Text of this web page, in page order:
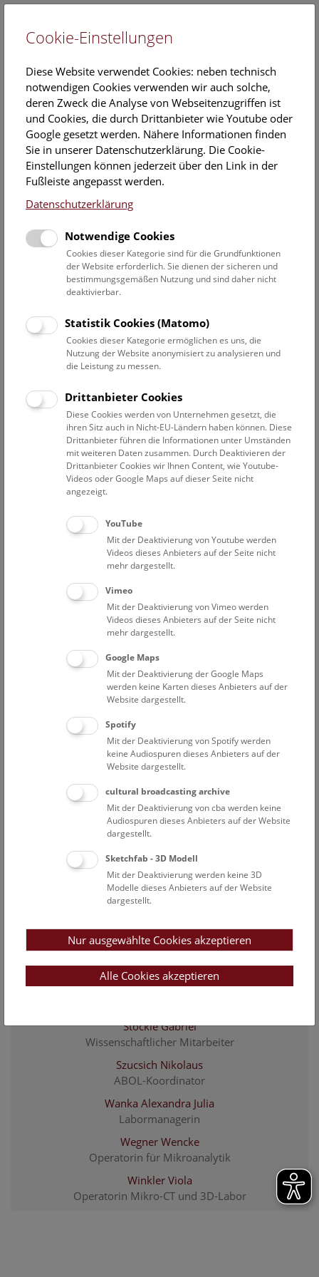
EN
Janine Heinzl
Position:
ABOL-Koordinationsteam
Projektmitarbeiterin im Projekt "Gemona" (ABOL Austrian
Barcode of Life)
Mitarbeiterübersicht Naturhistorisches Museum
Achleitner-Goulding Tricia
Wissenschaftliche Mitarbeiterin
Ackerl Florian
ABOL-Koordinationsteam
Projektmitarbeiter „FWF PAT1494723 Garra“
Fischer Iris
Labormanagerin
Haring Elisabeth
Assoziierte Wissenschaftlerin
Wissenschaftlicher Mitarbeiter - Bioinformatik
Kargl Victoria
ABOL-Koordinationsteam (dzt. nicht am Museum)
Kirchner Sandra
Wissenschaftliche Mitarbeiterin, Labormanagerin
Kroh Andreas
Abteilungsdirektor
Kruckenhauser Luise
Leiterin DNA Labor / Kuratorin der DNA- und
Gewebesammlung / Wissenschaftliche Mitarbeiterin
Macek Oliver
Sammlungsmanager
Assoziierter Wissenschaftler
Sittenthaler Marcia
Assoziierte Wissenschaftlerin
Sonnleitner Michaela
Stöckle Gabriel
Wissenschaftlicher Mitarbeiter
Szucsich Nikolaus
ABOL-Koordinator
Wanka Alexandra Julia
Labormanagerin
Wegner Wencke
Operatorin für Mikroanalytik
Winkler Viola
Operatorin Mikro-CT und 3D-Labor
Cookie-Einstellungen
Diese Website verwendet Cookies: neben technisch
notwendigen Cookies verwenden wir auch solche,
deren Zweck die Analyse von Webseitenzugriffen ist
und Cookies, die durch Drittanbieter wie Youtube oder
Google gesetzt werden. Nähere Informationen finden
Sie in unserer Datenschutzerklärung. Die Cookie-
Einstellungen können jederzeit über den Link in der
Fußleiste angepasst werden.
Datenschutzerklärung
Notwendige Cookies
Cookies dieser Kategorie sind für die Grundfunktionen
der Website erforderlich. Sie dienen der sicheren und
bestimmungsgemäßen Nutzung und sind daher nicht
deaktivierbar.
Statistik Cookies (Matomo)
Cookies dieser Kategorie ermöglichen es uns, die
Nutzung der Website anonymisiert zu analysieren und
die Leistung zu messen.
Drittanbieter Cookies
Diese Cookies werden von Unternehmen gesetzt, die
ihren Sitz auch in Nicht-EU-Ländern haben können. Diese
Drittanbieter führen die Informationen unter Umständen
mit weiteren Daten zusammen. Durch Deaktivieren der
Drittanbieter Cookies wir Ihnen Content, wie Youtube-
Videos oder Google Maps auf dieser Seite nicht
angezeigt.
YouTube
Mit der Deaktivierung von Youtube werden
Videos dieses Anbieters auf der Seite nicht
mehr dargestellt.
Vimeo
Mit der Deaktivierung von Vimeo werden
Videos dieses Anbieters auf der Seite nicht
mehr dargestellt.
Google Maps
Mit der Deaktivierung der Google Maps
werden keine Karten dieses Anbieters auf der
Website dargestellt.
Spotify
Mit der Deaktivierung von Spotify werden
keine Audiospuren dieses Anbieters auf der
Website dargestellt.
cultural broadcasting archive
Mit der Deaktivierung von cba werden keine
Audiospuren dieses Anbieters auf der Website
dargestellt.
Sketchfab - 3D Modell
Mit der Deaktivierung werden keine 3D
Modelle dieses Anbieters auf der Website
dargestellt.
Nur ausgewählte Cookies akzeptieren
Alle Cookies akzeptieren